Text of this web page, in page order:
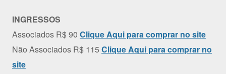
INGRESSOS
Associados R$ 90 Clique Aqui para comprar no site
Não Associados R$ 115 Clique Aqui para comprar no
site